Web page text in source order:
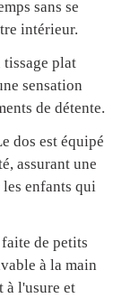
sans se
intérieur.
tissage plat
sensation
de détente.
dos est équipé
assurant une
enfants qui
de petits
à la main
à l'usure et